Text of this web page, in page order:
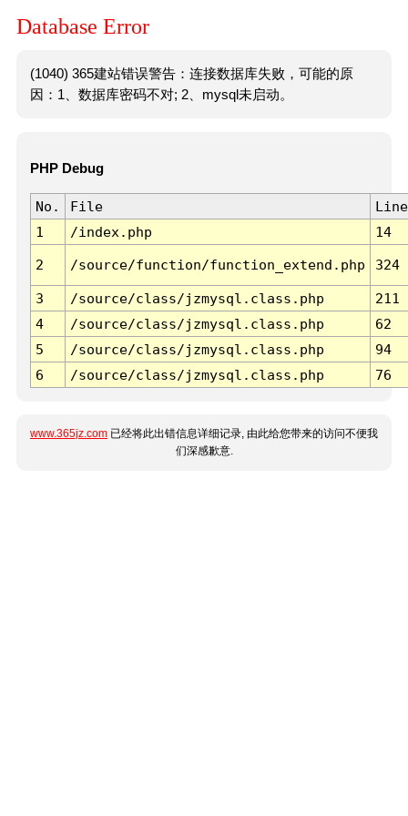
Database Error
(1040) 365建站错误警告：连接数据库失败，可能的原
因：1、数据库密码不对; 2、mysql未启动。
PHP Debug
No. File
Line
1
/index.php 14
2 /source/function/function_extend.php 324
3 /source/class/jzmysql.class.php
211
4
/source/class/jzmysql.class.php
62
5
/source/class/jzmysql.class.php
94
6
/source/class/jzmysql.class.php 76
www.365jz.com 已经将此出错信息详细记录, 由此给您带来的访问不便我
们深感歉意.